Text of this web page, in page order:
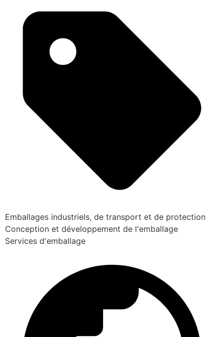
Emballages industriels, de transport et de protection
Conception et développement de l'emballage
Services d'emballage